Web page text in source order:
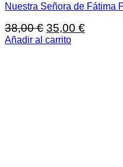
Nuestra Señora de Fátima
38,00€ El
precio
35,00 €El
Añadir al carrito